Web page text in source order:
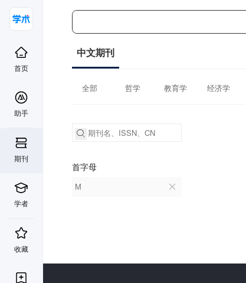
首页
助手
期刊
学者
收藏
中文期刊
全部 哲学 教育学 经济学
首字母
M